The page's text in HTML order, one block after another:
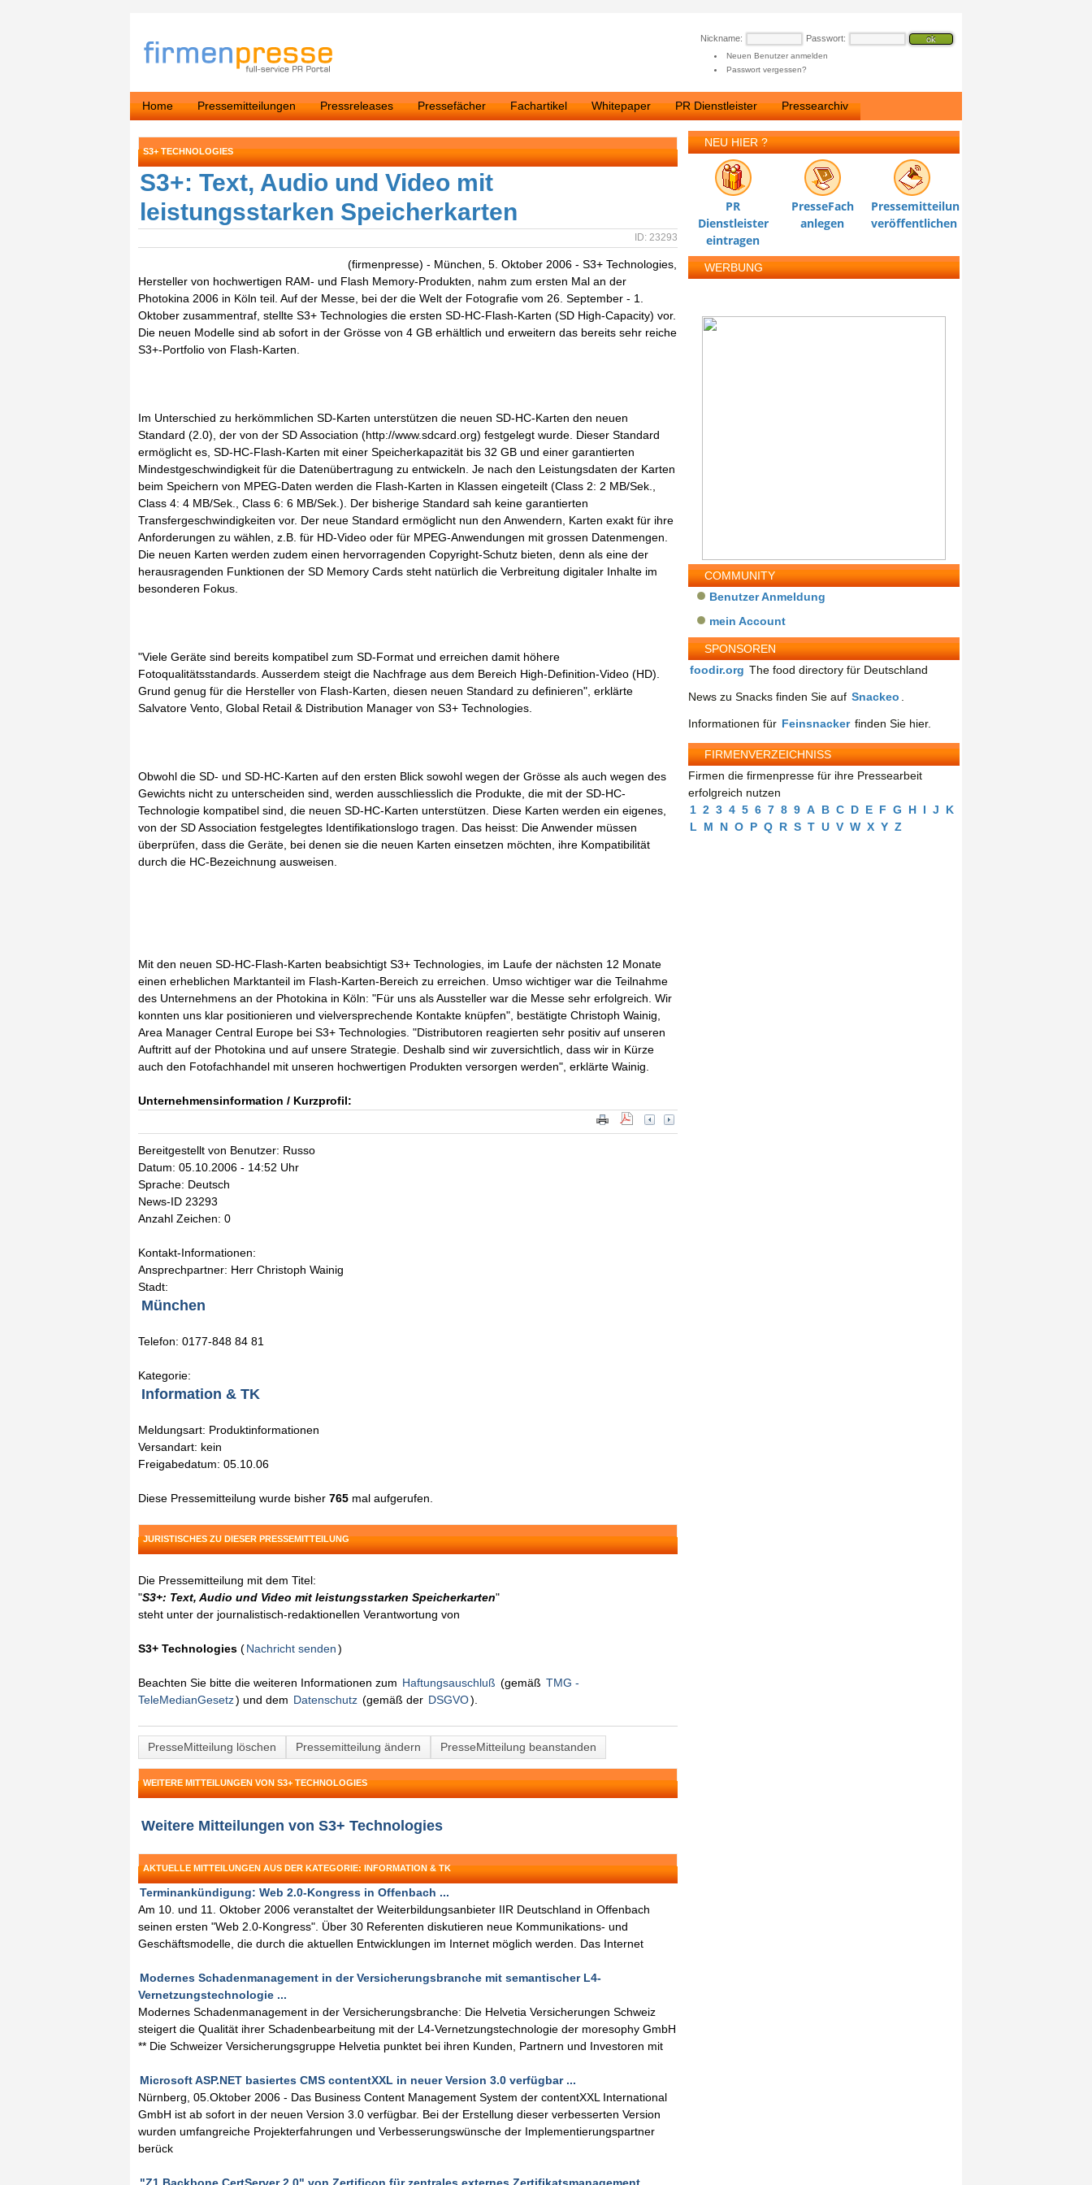
Nickname: Passwort:
Neuen Benutzer anmelden
Passwort vergessen?
Home Pressemitteilungen Pressreleases Pressefächer Fachartikel Whitepaper PR Dienstleister Pressearchiv
S3+ TECHNOLOGIES
S3+: Text, Audio und Video mit
leistungsstarken Speicherkarten
ID: 23293
(firmenpresse) - München, 5. Oktober 2006 - S3+ Technologies,
Hersteller von hochwertigen RAM- und Flash Memory-Produkten, nahm zum ersten Mal an der
Photokina 2006 in Köln teil. Auf der Messe, bei der die Welt der Fotografie vom 26. September - 1.
Oktober zusammentraf, stellte S3+ Technologies die ersten SD-HC-Flash-Karten (SD High-Capacity) vor.
Die neuen Modelle sind ab sofort in der Grösse von 4 GB erhältlich und erweitern das bereits sehr reiche
S3+-Portfolio von Flash-Karten.
Im Unterschied zu herkömmlichen SD-Karten unterstützen die neuen SD-HC-Karten den neuen
Standard (2.0), der von der SD Association (http://www.sdcard.org) festgelegt wurde. Dieser Standard
ermöglicht es, SD-HC-Flash-Karten mit einer Speicherkapazität bis 32 GB und einer garantierten
Mindestgeschwindigkeit für die Datenübertragung zu entwickeln. Je nach den Leistungsdaten der Karten
beim Speichern von MPEG-Daten werden die Flash-Karten in Klassen eingeteilt (Class 2: 2 MB/Sek.,
Class 4: 4 MB/Sek., Class 6: 6 MB/Sek.). Der bisherige Standard sah keine garantierten
Transfergeschwindigkeiten vor. Der neue Standard ermöglicht nun den Anwendern, Karten exakt für ihre
Anforderungen zu wählen, z.B. für HD-Video oder für MPEG-Anwendungen mit grossen Datenmengen.
Die neuen Karten werden zudem einen hervorragenden Copyright-Schutz bieten, denn als eine der
herausragenden Funktionen der SD Memory Cards steht natürlich die Verbreitung digitaler Inhalte im
besonderen Fokus.
"Viele Geräte sind bereits kompatibel zum SD-Format und erreichen damit höhere
Fotoqualitätsstandards. Ausserdem steigt die Nachfrage aus dem Bereich High-Definition-Video (HD).
Grund genug für die Hersteller von Flash-Karten, diesen neuen Standard zu definieren", erklärte
Salvatore Vento, Global Retail & Distribution Manager von S3+ Technologies.
Obwohl die SD- und SD-HC-Karten auf den ersten Blick sowohl wegen der Grösse als auch wegen des
Gewichts nicht zu unterscheiden sind, werden ausschliesslich die Produkte, die mit der SD-HC-
Technologie kompatibel sind, die neuen SD-HC-Karten unterstützen. Diese Karten werden ein eigenes,
von der SD Association festgelegtes Identifikationslogo tragen. Das heisst: Die Anwender müssen
überprüfen, dass die Geräte, bei denen sie die neuen Karten einsetzen möchten, ihre Kompatibilität
durch die HC-Bezeichnung ausweisen.
Mit den neuen SD-HC-Flash-Karten beabsichtigt S3+ Technologies, im Laufe der nächsten 12 Monate
einen erheblichen Marktanteil im Flash-Karten-Bereich zu erreichen. Umso wichtiger war die Teilnahme
des Unternehmens an der Photokina in Köln: "Für uns als Aussteller war die Messe sehr erfolgreich. Wir
konnten uns klar positionieren und vielversprechende Kontakte knüpfen", bestätigte Christoph Wainig,
Area Manager Central Europe bei S3+ Technologies. "Distributoren reagierten sehr positiv auf unseren
Auftritt auf der Photokina und auf unsere Strategie. Deshalb sind wir zuversichtlich, dass wir in Kürze
auch den Fotofachhandel mit unseren hochwertigen Produkten versorgen werden", erklärte Wainig.
Unternehmensinformation / Kurzprofil:
Bereitgestellt von Benutzer: Russo
Datum: 05.10.2006 - 14:52 Uhr
Sprache: Deutsch
News-ID 23293
Anzahl Zeichen: 0
Kontakt-Informationen:
Ansprechpartner: Herr Christoph Wainig
Stadt:
München
Telefon: 0177-848 84 81
Kategorie:
Information & TK
Meldungsart: Produktinformationen
Versandart: kein
Freigabedatum: 05.10.06
Diese Pressemitteilung wurde bisher 765 mal aufgerufen.
JURISTISCHES ZU DIESER PRESSEMITTEILUNG
Die Pressemitteilung mit dem Titel:
"S3+: Text, Audio und Video mit leistungsstarken Speicherkarten"
steht unter der journalistisch-redaktionellen Verantwortung von
S3+ Technologies (Nachricht senden)
Beachten Sie bitte die weiteren Informationen zum Haftungsauschluß (gemäß TMG -
TeleMedianGesetz) und dem Datenschutz (gemäß der DSGVO).
PresseMitteilung löschen Pressemitteilung ändern PresseMitteilung beanstanden
WEITERE MITTEILUNGEN VON S3+ TECHNOLOGIES
Weitere Mitteilungen von S3+ Technologies
AKTUELLE MITTEILUNGEN AUS DER KATEGORIE: INFORMATION & TK
Terminankündigung: Web 2.0-Kongress in Offenbach ...
Am 10. und 11. Oktober 2006 veranstaltet der Weiterbildungsanbieter IIR Deutschland in Offenbach
seinen ersten "Web 2.0-Kongress". Über 30 Referenten diskutieren neue Kommunikations- und
Geschäftsmodelle, die durch die aktuellen Entwicklungen im Internet möglich werden. Das Internet
Modernes Schadenmanagement in der Versicherungsbranche mit semantischer L4-
Vernetzungstechnologie ...
Modernes Schadenmanagement in der Versicherungsbranche: Die Helvetia Versicherungen Schweiz
steigert die Qualität ihrer Schadenbearbeitung mit der L4-Vernetzungstechnologie der moresophy GmbH
** Die Schweizer Versicherungsgruppe Helvetia punktet bei ihren Kunden, Partnern und Investoren mit
Microsoft ASP.NET basiertes CMS contentXXL in neuer Version 3.0 verfügbar ...
Nürnberg, 05.Oktober 2006 - Das Business Content Management System der contentXXL International
GmbH ist ab sofort in der neuen Version 3.0 verfügbar. Bei der Erstellung dieser verbesserten Version
wurden umfangreiche Projekterfahrungen und Verbesserungswünsche der Implementierungspartner
berück
NEU HIER ?
PR
Dienstleister
eintragen
PresseFach
anlegen
Pressemitteilung
veröffentlichen
WERBUNG
COMMUNITY
Benutzer Anmeldung
mein Account
SPONSOREN
foodir.org The food directory für Deutschland
News zu Snacks finden Sie auf Snackeo
Informationen für Feinsnacker finden Sie hier.
FIRMENVERZEICHNISS
Firmen die firmenpresse für ihre Pressearbeit
erfolgreich nutzen
1 2 3 4 5 6 7 8 9 A B C D E F G H I J
K
L
M N O P Q R S T U V W X Y Z